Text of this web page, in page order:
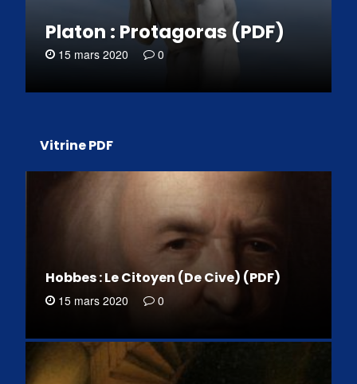
Platon : Protagoras (PDF)
15 mars 2020 0
Vitrine PDF
Hobbes : Le Citoyen (De Cive) (PDF)
15 mars 2020 0